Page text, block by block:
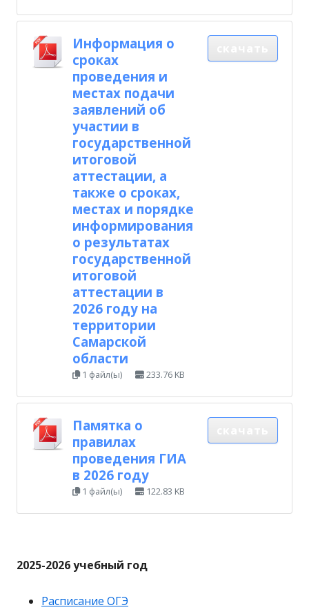
Информация о
сроках
проведения и
местах подачи
заявлений об
участии в
государственной
итоговой
аттестации, а
также о сроках,
местах и порядке
информирования
о результатах
государственной
итоговой
аттестации в
2026 году на
территории
Самарской
области
1 файл(ы) 233.76 KB
Памятка о
правилах
проведения ГИА
в 2026 году
1 файл(ы) 122.83 KB
2025-2026 учебный год
Расписание ОГЭ